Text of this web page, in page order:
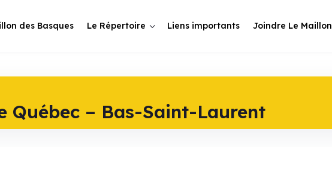
des Basques Le Répertoire Liens importants Joindre Le Maillon
Québec – Bas-Saint-Laurent